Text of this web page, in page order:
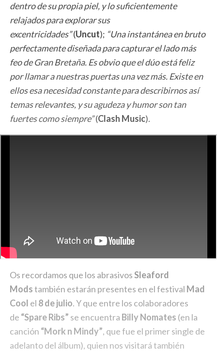
dentro de su propia piel, y lo suficientemente
relajados para explorar sus
excentricidades”(Uncut); “Una instantánea en bruto
perfectamente diseñada para capturar el lado más
feo de Gran Bretaña. Es obvio que el dúo está feliz
por llamar a nuestras puertas una vez más. Existe en
ellos esa necesidad constante para describirnos así
temas relevantes, y su agudeza y humor son tan
fuertes como siempre”(Clash Music).
Os recordamos que los abrasivosSleaford
Modstambién estarán presentes en el festival Mad
Cool el 8 de julio. Y que entre los colaboradores
de “Spare Ribs” se encuentra Billy Nomates (en la
canción “Mork n Mindy”, que fue el primer single de
adelanto del álbum), quien nos visitará también